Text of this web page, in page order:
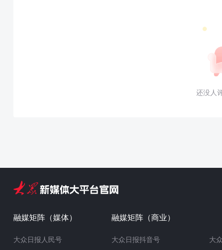
还没人
融媒矩阵（媒体）
大众日报人民号
融媒矩阵（商业）
大众日报抖音号 大